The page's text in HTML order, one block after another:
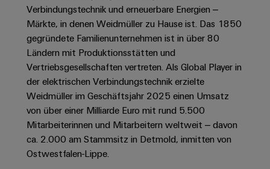
skalierbar
Energiespeicher
Lösungen
und
Produkte
Energiespeichersysteme
(ESS)
Energieübertragung
und
-
Industrial
5G
Single
Pair
Ethernet
Schaltschrank-
und
Feldebene
komponenten
Anschlussleitungen,
Patchkabel
und
Kabel
SPS
Systemverkabelung
&
Migrationslösungen
Planung
easyConnect
-
Ihre
Industrial
Service
Platform
Connectivity
Consulting
Partner
Vertrieb
Großhandelssuche
News
Messen
Newsletter
Weidmüller
Academy
People
&
Culture
Compliance
Weidmüller
Welt
Praktika
Abschlussarbeiten
Neuanfang
für
Studienabbrecher
Offene
Stellen
für
Verbindungstechnik und erneuerbare Energien –
Märkte, in denen Weidmüller zu Hause ist. Das 1850
gegründete Familienunternehmen ist in über 80
Ländern mit Produktionsstätten und
Vertriebsgesellschaften vertreten. Als Global Player in
der elektrischen Verbindungstechnik erzielte
Weidmüller im Geschäftsjahr 2025 einen Umsatz
von über einer Milliarde Euro mit rund 5.500
Mitarbeiterinnen und Mitarbeitern weltweit – davon
ca. 2.000 am Stammsitz in Detmold, inmitten von
Ostwestfalen-Lippe.